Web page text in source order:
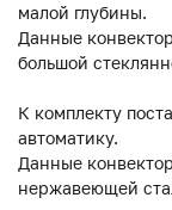
малой глубины.
Данные
большой
К комплекту
автоматику.
Данные
нержавеющей